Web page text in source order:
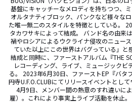
基盤にキャッチーなメロディを持ちつつ、
オルタナティブロック、パンクなど様々な
た唯一無二のスタイルを特徴としている。
タカワサキによって結成。 バンド名の由来
禍やロシアによるウクライナ侵攻のニュー
ていた以上にこの世界はバグっている」と
結成と同時に、ファーストアルバム『THE
レコーディング、ライブ、ミュージック
る。 2023年6月30日、ファーストEP『バタ
円寺U.F.O.CLUBにてリリースイベントとし
4月9日、メンバー間の熱意のすれ違いに
雇）。これにより事実上ライブ活動を休止